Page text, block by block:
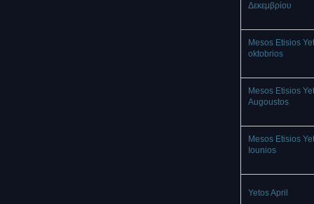
Δεκεμβρίου
Mesos Etisios
oktobrios
Mesos Etisios
Augoustos
Mesos Etisios
Iounios
Yetos April